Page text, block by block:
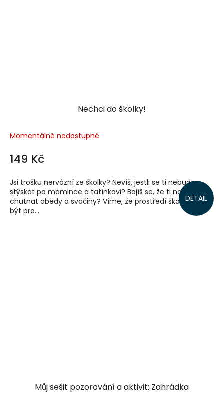
Nechci do školky!
Momentálně nedostupné
149 Kč
DETAIL
Jsi trošku nervózní ze školky? Nevíš, jestli se ti nebude
stýskat po mamince a tatínkovi? Bojíš se, že ti nebudou
chutnat obědy a svačiny? Víme, že prostředí školky může
být pro...
Můj sešit pozorování a aktivit: Zahrádka